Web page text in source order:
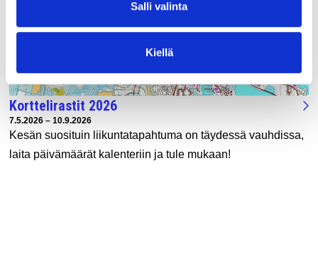
Salli valinta
Kiellä
Korttelirastit 2026
Tapahtuman ajankohta:
7.5.2026 – 10.9.2026
Kesän suosituin liikuntatapahtuma on täydessä vauhdissa,
laita päivämäärät kalenteriin ja tule mukaan!